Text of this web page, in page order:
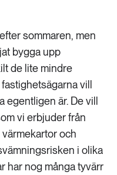
sommaren, men
bygga upp
de lite mindre
vill
egentligen är. De vill
vi erbjuder från
och
i olika
har nog många tyvärr